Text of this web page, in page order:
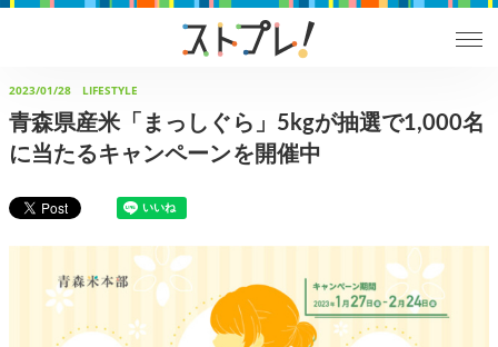
2023/01/28 LIFESTYLE
青森県産米「まっしぐら」5kgが抽選で1,000名
に当たるキャンペーンを開催中